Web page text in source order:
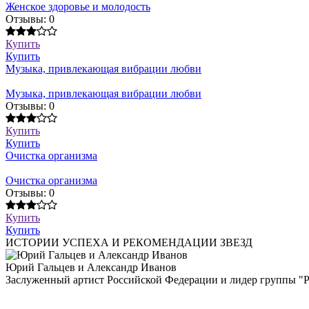
Женское здоровье и молодость
Отзывы: 0
Купить
Купить
Музыка, привлекающая вибрации любви
Музыка, привлекающая вибрации любви
Отзывы: 0
Купить
Купить
Очистка организма
Очистка организма
Отзывы: 0
Купить
Купить
ИСТОРИИ УСПЕХА И РЕКОМЕНДАЦИИ ЗВЕЗД
Юрий Гальцев и Александр Иванов
Заслуженный артист Российской Федерации и лидер группы